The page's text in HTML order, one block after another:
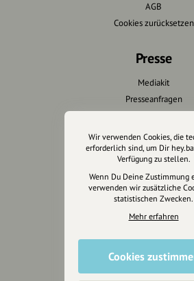
AGB
Cookies zurücksetzen
Presse
Mediakit
Presseanfragen
Wir unterstützen
Fotografie & mehr
Marketing
Anakin Design
Wir verwenden Cookies, die
erforderlich sind, um Dir
Verfügung zu stellen.
Wenn Du Deine Zustimmung
verwenden wir zusätzliche
statistischen Zwecken.
Mehr erfahren
Cookies